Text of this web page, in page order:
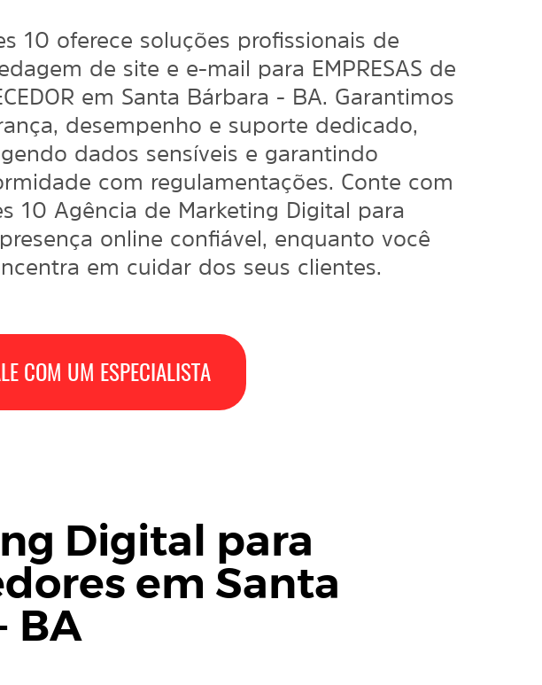
10 oferece soluções profissionais de
de site e e-mail para EMPRESAS de
em Santa Bárbara - BA. Garantimos
desempenho e suporte dedicado,
dados sensíveis e garantindo
com regulamentações. Conte com
10 Agência de Marketing Digital para
online confiável, enquanto você
em cuidar dos seus clientes.
COM UM ESPECIALISTA
Digital para
em Santa
BA